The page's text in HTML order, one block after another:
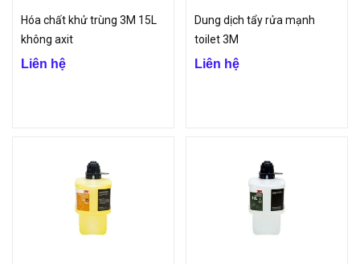
Hóa chất khử trùng 3M 15L
không axit
Liên hệ
Dung dịch tẩy rửa mạnh
toilet 3M
Liên hệ